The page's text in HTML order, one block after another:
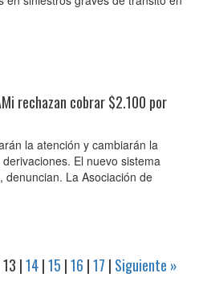
rechazan cobrar $2.100 por
la atención y cambiarán la
El nuevo sistema
denuncian. La Asociación de
13 |14|15 |16 |17 | Siguiente »